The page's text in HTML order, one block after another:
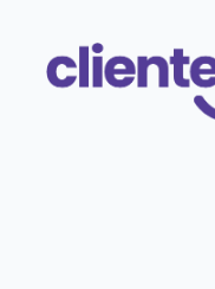
contenido